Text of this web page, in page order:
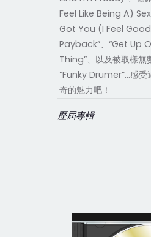
Feel Like Being A)
Got You (I Feel
Payback”、“Get Up
Thing”、以及被取樣無
“Funky Drumer”…感受
奇的魅力吧！
歷屆專輯